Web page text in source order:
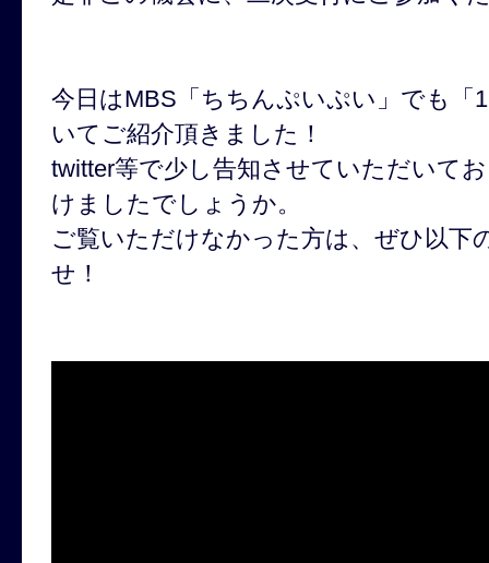
今日はMBS「ちちんぷいぷい」でも「
いてご紹介頂きました！
twitter等で少し告知させていただいて
けましたでしょうか。
ご覧いただけなかった方は、ぜひ以下
せ！